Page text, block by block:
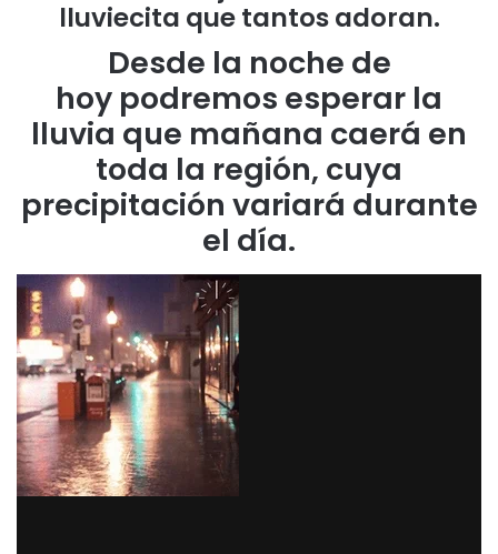
lluviecita que tantos adoran.
Desde la noche de
hoy podremos esperar la
lluvia que mañana caerá en
toda la región, cuya
precipitación variará durante
el día.